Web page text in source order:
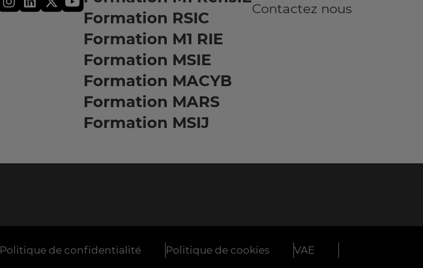
Formation RSIC
Formation M1 RIE
Formation MSIE
Formation MACYB
Formation MARS
Formation MSIJ
Contactez nous
Politique de confidentialité Politique de cookies
VAE